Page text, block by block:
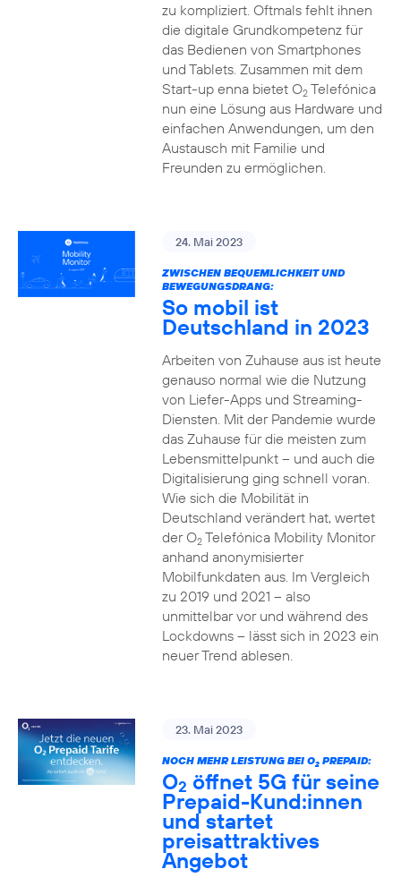
zu kompliziert. Oftmals fehlt ihnen
die digitale Grundkompetenz für
das Bedienen von Smartphones
und Tablets. Zusammen mit dem
Start-up enna bietet O2Telefónica
nun eine Lösung aus Hardware und
einfachen Anwendungen, um den
Austausch mit Familie und
Freunden zu ermöglichen.
24. Mai 2023
ZWISCHEN BEQUEMLICHKEIT UND
BEWEGUNGSDRANG:
So mobil ist
Deutschland in 2023
Arbeiten von Zuhause aus ist heute
genauso normal wie die Nutzung
von Liefer-Apps und Streaming-
Diensten. Mit der Pandemie wurde
das Zuhause für die meisten zum
Lebensmittelpunkt – und auch die
Digitalisierung ging schnell voran.
Wie sich die Mobilität in
Deutschland verändert hat, wertet
der O2Telefónica Mobility Monitor
anhand anonymisierter
Mobilfunkdaten aus. Im Vergleich
zu 2019 und 2021 – also
unmittelbar vor und während des
Lockdowns – lässt sich in 2023 ein
neuer Trend ablesen.
23. Mai 2023
NOCH MEHR LEISTUNG BEI O2PREPAID:
O2 öffnet 5G für seine
Prepaid-Kund:innen
und startet
preisattraktives
Angebot